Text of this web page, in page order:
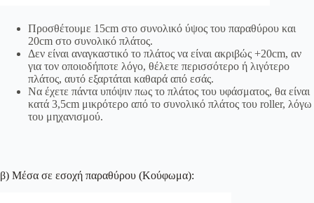
Προσθέτουμε 15cm στο συνολικό ύψος του παραθύρου και
20cm στο συνολικό πλάτος.
Δεν είναι αναγκαστικό το πλάτος να είναι ακριβώς +20cm, αν
για τον οποιοδήποτε λόγο, θέλετε περισσότερο ή λιγότερο
πλάτος, αυτό εξαρτάται καθαρά από εσάς.
Να έχετε πάντα υπόψιν πως το πλάτος του υφάσματος, θα είναι
κατά 3,5cm μικρότερο από το συνολικό πλάτος του roller, λόγω
του μηχανισμού.
β) Μέσα σε εσοχή παραθύρου (Κούφωμα):